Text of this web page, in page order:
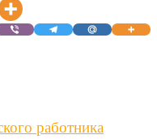
работника